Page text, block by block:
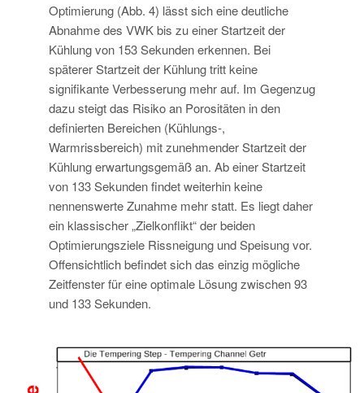
Optimierung (Abb. 4) lässt sich eine deutliche
Abnahme des VWK bis zu einer Startzeit der
Kühlung von 153 Sekunden erkennen. Bei
späterer Startzeit der Kühlung tritt keine
signifikante Verbesserung mehr auf. Im Gegenzug
dazu steigt das Risiko an Porositäten in den
definierten Bereichen (Kühlungs-,
Warmrissbereich) mit zunehmender Startzeit der
Kühlung erwartungsgemäß an. Ab einer Startzeit
von 133 Sekunden findet weiterhin keine
nennenswerte Zunahme mehr statt. Es liegt daher
ein klassischer „Zielkonflikt“ der beiden
Optimierungsziele Rissneigung und Speisung vor.
Offensichtlich befindet sich das einzig mögliche
Zeitfenster für eine optimale Lösung zwischen 93
und 133 Sekunden.